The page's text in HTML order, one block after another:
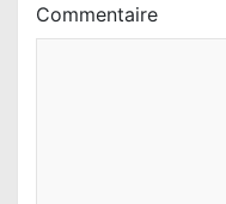
Commentaire